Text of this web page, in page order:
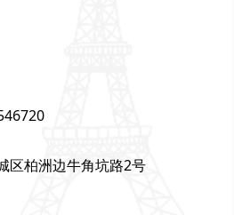
区柏洲边牛角坑路2号